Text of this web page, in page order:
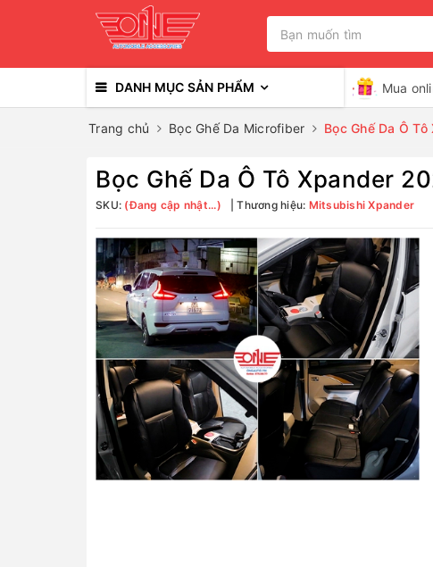
DANH MỤC SẢN PHẨM Mua
Trang chủ Bọc Ghế Da Microfiber Bọc Ghế Da Ô
Bọc Ghế Da Ô Tô Xpander
SKU: (Đang cập nhật...) Thương hiệu: Mitsubishi Xpander